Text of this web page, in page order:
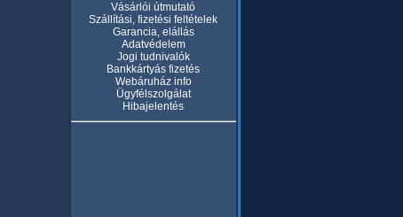
Vásárlói útmutató
Szállítási, fizetési feltételek
Garancia, elállás
Adatvédelem
Jogi tudnivalók
Bankkártyás fizetés
Webáruház info
Ügyfélszolgálat
Hibajelentés